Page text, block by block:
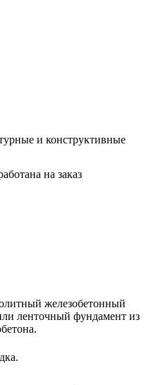
и конструктивные
на заказ
железобетонный
ленточный фундамент из